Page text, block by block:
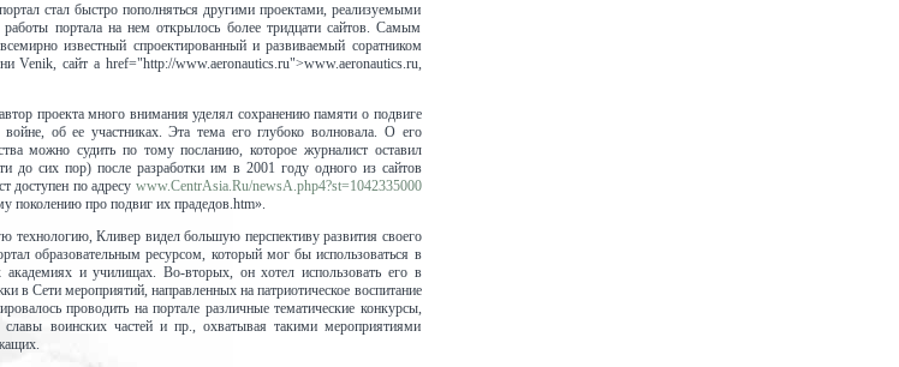
стал быстро пополняться другими проектами, реализуемыми
портала на нем открылось более тридцати сайтов. Самым
известный спроектированный и развиваемый соратником
Venik, сайт a href="http://www.aeronautics.ru">www.aeronautics.ru,
проекта много внимания уделял сохранению памяти о подвиге
войне, об ее участниках. Эта тема его глубоко волновала. О его
можно судить по тому посланию, которое журналист оставил
до сих пор) после разработки им в 2001 году одного из сайтов
доступен по адресу www.CentrAsia.Ru/newsA.php4?st=1042335000
поколению про подвиг их прадедов.htm».
Кливер видел большую перспективу развития своего
образовательным ресурсом, который мог бы использоваться в
и училищах. Во-вторых, он хотел использовать его в
в Сети мероприятий, направленных на патриотическое воспитание
проводить на портале различные тематические конкурсы,
воинских частей и пр., охватывая такими мероприятиями